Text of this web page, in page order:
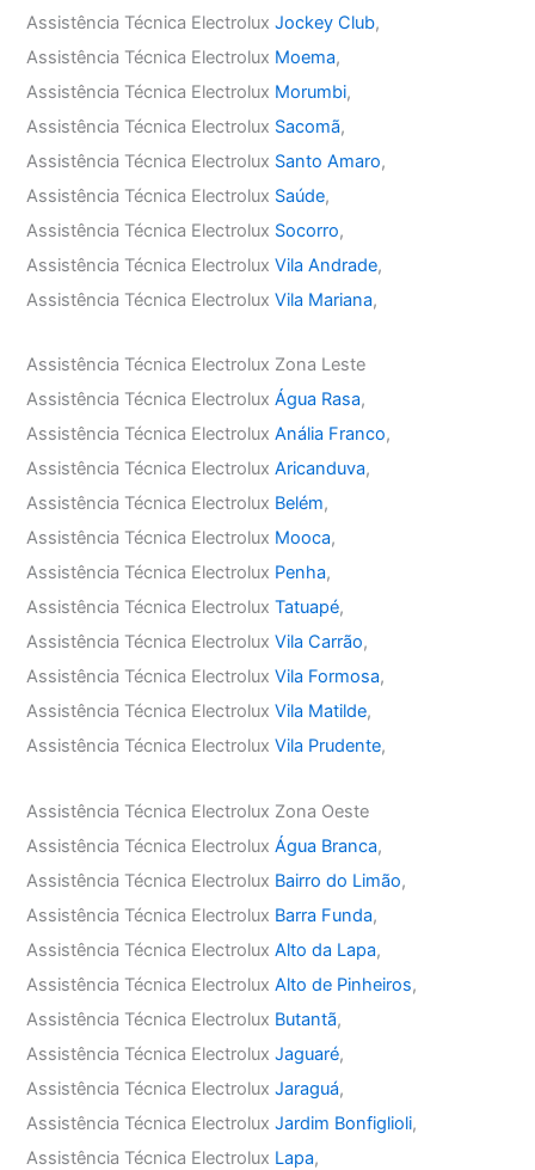
Assistência Técnica ElectroluxJockey Club,
Assistência Técnica Electrolux Moema,
Assistência Técnica Electrolux Morumbi,
Assistência Técnica Electrolux Sacomã,
Assistência Técnica Electrolux Santo Amaro,
Assistência Técnica Electrolux Saúde,
Assistência Técnica Electrolux Socorro,
Assistência Técnica ElectroluxVila Andrade,
Assistência Técnica ElectroluxVila Mariana,
Assistência Técnica Electrolux Zona Leste
Assistência Técnica ElectroluxÁgua Rasa,
Assistência Técnica ElectroluxAnália Franco,
Assistência Técnica ElectroluxAricanduva,
Assistência Técnica Electrolux Belém,
Assistência Técnica Electrolux Mooca,
Assistência Técnica Electrolux Penha,
Assistência Técnica ElectroluxTatuapé,
Assistência Técnica ElectroluxVila Carrão,
Assistência Técnica ElectroluxVila Formosa,
Assistência Técnica ElectroluxVila Matilde,
Assistência Técnica ElectroluxVila Prudente,
Assistência Técnica Electrolux Zona Oeste
Assistência Técnica ElectroluxÁgua Branca,
Assistência Técnica Electrolux Bairro do Limão,
Assistência Técnica Electrolux Barra Funda,
Assistência Técnica ElectroluxAlto da Lapa,
Assistência Técnica ElectroluxAlto de Pinheiros,
Assistência Técnica Electrolux Butantã,
Assistência Técnica ElectroluxJaguaré,
Assistência Técnica ElectroluxJaraguá,
Assistência Técnica ElectroluxJardim Bonfiglioli,
Assistência Técnica Electrolux Lapa,